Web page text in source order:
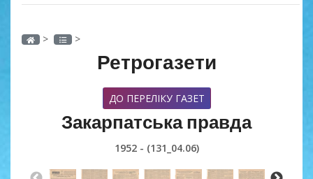
> >
Ретрогазети
ДО ПЕРЕЛІКУ ГАЗЕТ
Закарпатська правда
1952 - (131_04.06)